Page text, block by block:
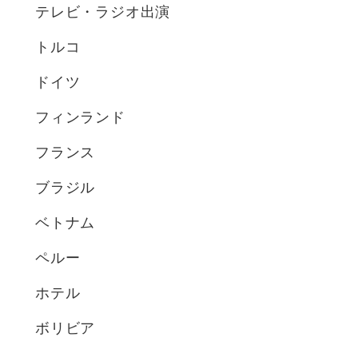
テレビ・ラジオ出演
トルコ
ドイツ
フィンランド
フランス
ブラジル
ベトナム
ペルー
ホテル
ボリビア